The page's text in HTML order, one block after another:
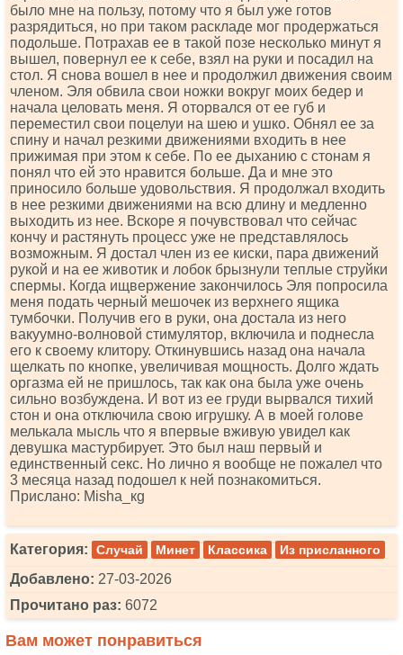
было мне на пользу, потому что я был уже готов
разрядиться, но при таком раскладе мог продержаться
подольше. Потрахав ее в такой позе несколько минут я
вышел, повернул ее к себе, взял на руки и посадил на
стол. Я снова вошел в нее и продолжил движения своим
членом. Эля обвила свои ножки вокруг моих бедер и
начала целовать меня. Я оторвался от ее губ и
переместил свои поцелуи на шею и ушко. Обнял ее за
спину и начал резкими движениями входить в нее
прижимая при этом к себе. По ее дыханию с стонам я
понял что ей это нравится больше. Да и мне это
приносило больше удовольствия. Я продолжал входить
в нее резкими движениями на всю длину и медленно
выходить из нее. Вскоре я почувствовал что сейчас
кончу и растянуть процесс уже не представлялось
возможным. Я достал член из ее киски, пара движений
рукой и на ее животик и лобок брызнули теплые струйки
спермы. Когда ищвержение закончилось Эля попросила
меня подать черный мешочек из верхнего ящика
тумбочки. Получив его в руки, она достала из него
вакуумно-волновой стимулятор, включила и поднесла
его к своему клитору. Откинувшись назад она начала
щелкать по кнопке, увеличивая мощность. Долго ждать
оргазма ей не пришлось, так как она была уже очень
сильно возбуждена. И вот из ее груди вырвался тихий
стон и она отключила свою игрушку. А в моей голове
мелькала мысль что я впервые вживую увидел как
девушка мастурбирует. Это был наш первый и
единственный секс. Но лично я вообще не пожалел что
3 месяца назад подошел к ней познакомиться.
Прислано: Мishа_кg
Категория: Случай Минет Классика Из присланного
Добавлено: 27-03-2026
Прочитано раз: 6072
Вам может понравиться